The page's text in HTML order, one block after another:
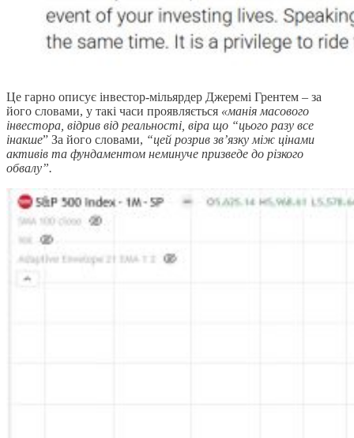
Це гарно описує інвестор-мільярдер Джеремі Грентем – за
його словами, у такі часи проявляється «манія масового
інвестора, відрив від реальності, віра що “цього разу все
інакше” За його словами, “цей розрив зв’язку між цінами
активів та фундаментом неминуче призведе до різкого
обвалу”.